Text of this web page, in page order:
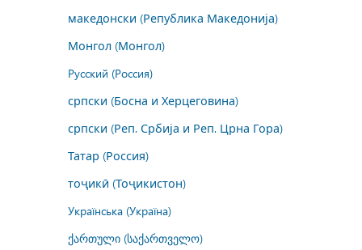
македонски (Република Македонија)
Монгол (Монгол)
Русский (Россия)
српски (Босна и Херцеговина)
српски (Реп. Србија и Реп. Црна Гора)
Татар (Россия)
тоҷикӣ (Тоҷикистон)
Українська (Україна)
ქართული (საქართველო)